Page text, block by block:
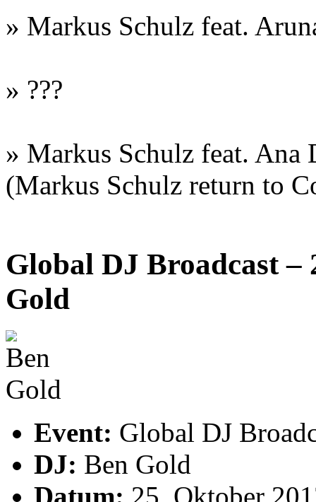
» Markus Schulz feat.
» ???
» Markus Schulz feat.
(Markus Schulz return to
Global DJ Broadcast –
Gold
Event: Global DJ
DJ: Ben Gold
Datum: 25. Oktober